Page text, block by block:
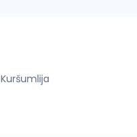
Kuršumlija